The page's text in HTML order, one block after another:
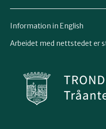
Information in English
Arbeidet med nettstedet er